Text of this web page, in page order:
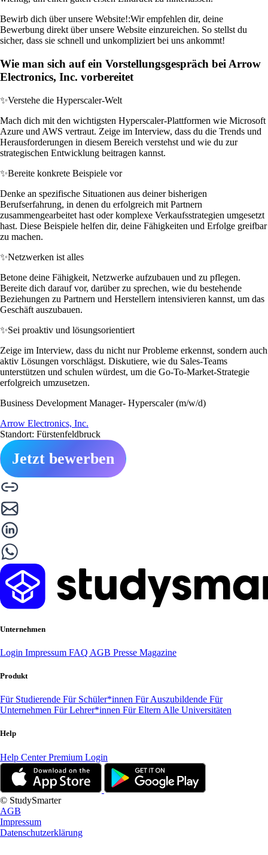
Bewirb dich über unsere Website!:Wir empfehlen dir, deine
Bewerbung direkt über unsere Website einzureichen. So stellst du
sicher, dass sie schnell und unkompliziert bei uns ankommt!
Wie man sich auf ein Vorstellungsgespräch bei Arrow
Electronics, Inc. vorbereitet
✨Verstehe die Hyperscaler-Welt
Mach dich mit den wichtigsten Hyperscaler-Plattformen wie Microsoft
Azure und AWS vertraut. Zeige im Interview, dass du die Trends und
Herausforderungen in diesem Bereich verstehst und wie du zur
strategischen Entwicklung beitragen kannst.
✨Bereite konkrete Beispiele vor
Denke an spezifische Situationen aus deiner bisherigen
Berufserfahrung, in denen du erfolgreich mit Partnern
zusammengearbeitet hast oder komplexe Verkaufsstrategien umgesetzt
hast. Diese Beispiele helfen dir, deine Fähigkeiten und Erfolge greifbar
zu machen.
✨Netzwerken ist alles
Betone deine Fähigkeit, Netzwerke aufzubauen und zu pflegen.
Bereite dich darauf vor, darüber zu sprechen, wie du bestehende
Beziehungen zu Partnern und Herstellern intensivieren kannst, um das
Geschäft auszubauen.
✨Sei proaktiv und lösungsorientiert
Zeige im Interview, dass du nicht nur Probleme erkennst, sondern auch
aktiv Lösungen vorschlägst. Diskutiere, wie du Sales-Teams
unterstützen und schulen würdest, um die Go-To-Market-Strategie
erfolgreich umzusetzen.
Business Development Manager- Hyperscaler (m/w/d)
Arrow Electronics, Inc.
Standort: Fürstenfeldbruck
Jetzt bewerben
Unternehmen
Login Impressum FAQ AGB Presse Magazine
Produkt
Für Studierende Für Schüler*innen Für Auszubildende Für
Unternehmen Für Lehrer*innen Für Eltern Alle Universitäten
Help
Help CenterPremium Login
© StudySmarter
AGB
Impressum
Datenschutzerklärung